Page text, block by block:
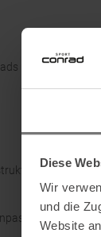
Diese
Wir
und die
Website
mit
lassen